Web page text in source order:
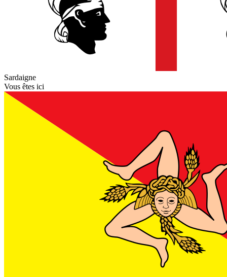
Sardaigne
Vous êtes ici